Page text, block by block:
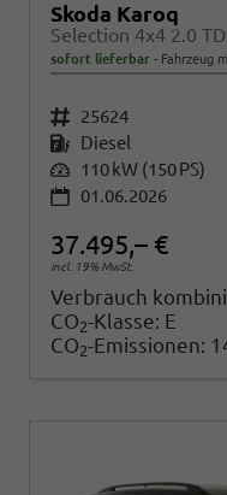
Skoda Karoq
sofort lieferbar Fahrzeug
Fahrzeugnr. 25624
Kraftstoff Diesel
Leistung 110 kW (150 PS)
01.06.2026
37.495,– €
incl. 19% MwSt.
Verbrauch
CO2-Klasse: E
CO2-Emissionen: